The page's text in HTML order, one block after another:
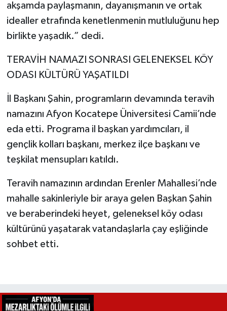
akşamda paylaşmanın, dayanışmanın ve ortak
idealler etrafında kenetlenmenin mutluluğunu hep
birlikte yaşadık.” dedi.
TERAVİH NAMAZI SONRASI GELENEKSEL KÖY
ODASI KÜLTÜRÜ YAŞATILDI
İl Başkanı Şahin, programların devamında teravih
namazını Afyon Kocatepe Üniversitesi Camii’nde
eda etti. Programa il başkan yardımcıları, il
gençlik kolları başkanı, merkez ilçe başkanı ve
teşkilat mensupları katıldı.
Teravih namazının ardından Erenler Mahallesi’nde
mahalle sakinleriyle bir araya gelen Başkan Şahin
ve beraberindeki heyet, geleneksel köy odası
kültürünü yaşatarak vatandaşlarla çay eşliğinde
sohbet etti.